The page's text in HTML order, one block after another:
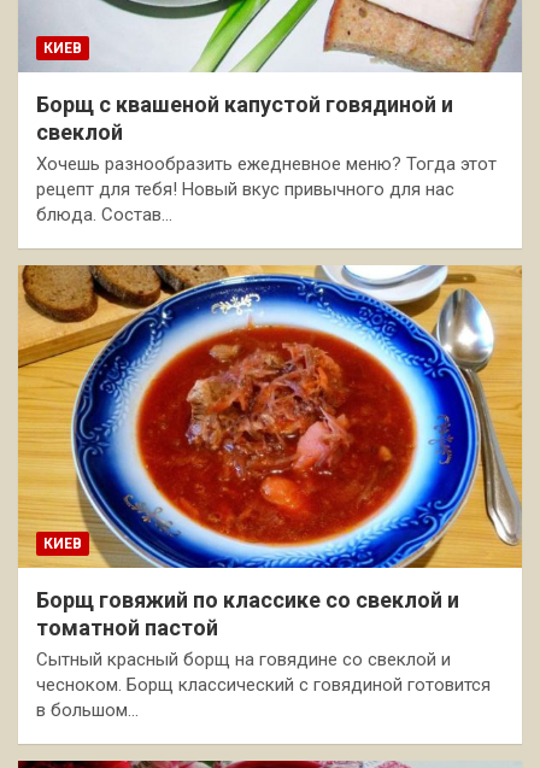
КИЕВ
Борщ с квашеной капустой говядиной и
свеклой
Хочешь разнообразить ежедневное меню? Тогда этот
рецепт для тебя! Новый вкус привычного для нас
блюда. Состав…
КИЕВ
Борщ говяжий по классике со свеклой и
томатной пастой
Сытный красный борщ на говядине со свеклой и
чесноком. Борщ классический с говядиной готовится
в большом…